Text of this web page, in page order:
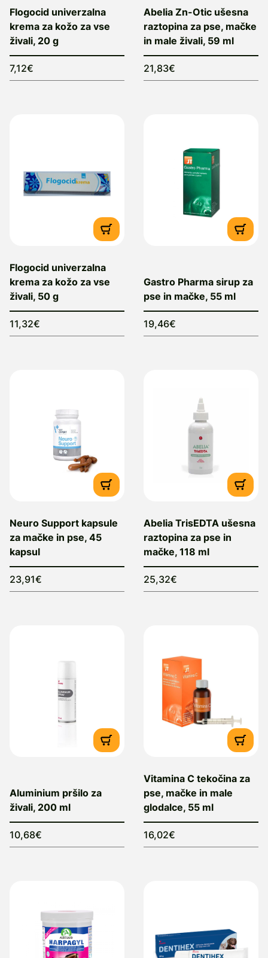
Flogocid univerzalna
krema za kožo za vse
živali, 20 g
7,12€
Abelia Zn-Otic ušesna
raztopina za pse, mačke
in male živali, 59 ml
21,83€
Flogocid univerzalna
krema za kožo za vse
živali, 50 g
11,32€
Gastro Pharma sirup za
pse in mačke, 55 ml
19,46€
Neuro Support kapsule
za mačke in pse, 45
kapsul
23,91€
Abelia TrisEDTA ušesna
raztopina za pse in
mačke, 118 ml
25,32€
Aluminium pršilo za
živali, 200 ml
10,68€
Vitamina C tekočina za
pse, mačke in male
glodalce, 55 ml
16,02€